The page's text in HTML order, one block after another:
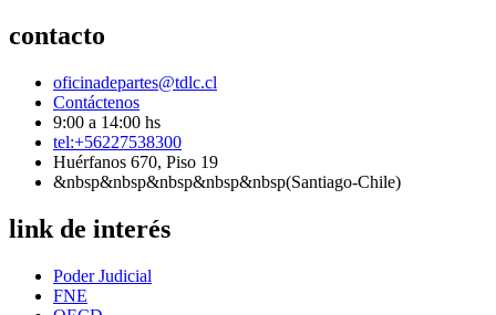
contacto
oficinadepartes@tdlc.cl
Contáctenos
9:00 a 14:00 hs
tel:+56227538300
Huérfanos 670, Piso 19
&nbsp&nbsp&nbsp&nbsp&nbsp(Santiago-Chile)
link de interés
Poder Judicial
FNE